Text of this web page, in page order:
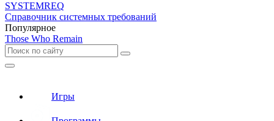
SYSTEMREQ
Справочник системных требований
Популярное
Those Who Remain
Игры